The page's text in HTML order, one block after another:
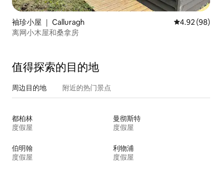
袖珍小屋 ｜ Calluragh 平均评分 4.92
4.92 (98)
离网小木屋和桑拿房
值得探索的目的地
周边目的地 附近的热门景点
都柏林
度假屋
曼彻斯特
度假屋
伯明翰
度假屋
利物浦
度假屋